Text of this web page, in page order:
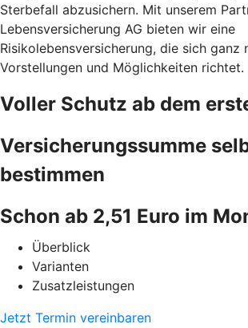
Sterbefall abzusichern. Mit unserem
Lebensversicherung AG bieten wir eine
Risikolebensversicherung, die sich ganz
Vorstellungen und Möglichkeiten richtet.
Voller Schutz ab dem
Versicherungssumme
bestimmen
Schon ab 2,51 Euro im
Überblick
Varianten
Zusatzleistungen
Jetzt Termin vereinbaren